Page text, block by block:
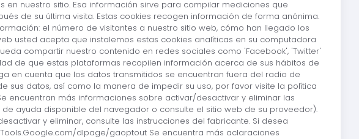
nuestro sitio. Esa información sirve para compilar mediciones que
de su última visita. Estas cookies recogen información de forma anónima.
el número de visitantes a nuestro sitio web, cómo han llegado los
usted acepta que instalemos estas cookies analíticas en su computadora
compartir nuestro contenido en redes sociales como 'Facebook', 'Twitter'
de que estas plataformas recopilen información acerca de sus hábitos de
en cuenta que los datos transmitidos se encuentran fuera del radio de
sus datos, así como la manera de impedir su uso, por favor visite la política
encuentran más informaciones sobre activar/desactivar y eliminar las
ayuda disponible del navegador o consulte el sitio web de su proveedor).
y eliminar, consulte las instrucciones del fabricante. Si desea
dlpage/gaoptout Se encuentra más aclaraciones